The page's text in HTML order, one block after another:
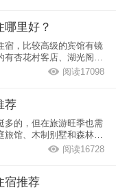
里好？
宿，比较高级的宾馆有镜
杏花村客店、湖光阁客
阅读17098
荐
多的，但在旅游旺季也需
馆、木制别墅和森林小
阅读16728
宿推荐